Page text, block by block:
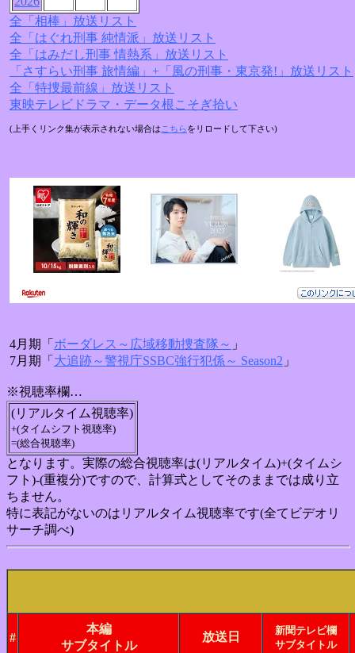
全「相棒」放送リスト
全「はぐれ刑事 純情派」放送リスト
全「はみだし刑事 情熱系」放送リスト
「さすらい刑事 旅情編」+「風の刑事・東京発!」放送リスト
全「特捜最前線」放送リスト
東映テレビドラマ・データ根こそぎ拾い
(上手くリンク集が表示されない場合は こちらをリロードして下さい)
4月期「 ボーダレス～広域移動捜査隊～ 」
7月期「 大追跡～警視庁SSBC強行犯係～ Season2 」
※視聴率欄…
(リアルタイム視聴率)
+(タイムシフト視聴率)
=(総合視聴率)
となります。実際の総合視聴率は(リアルタイム)+(タイムシ
フト)-(重複分)ですので、計算式としてそのままでは成り立
ちません。
特に表記がないのはリアルタイム視聴率です(全てビデオリ
サーチ調べ)
#
本編
サブタイトル
放送日
新聞テレビ欄
サブタイトル